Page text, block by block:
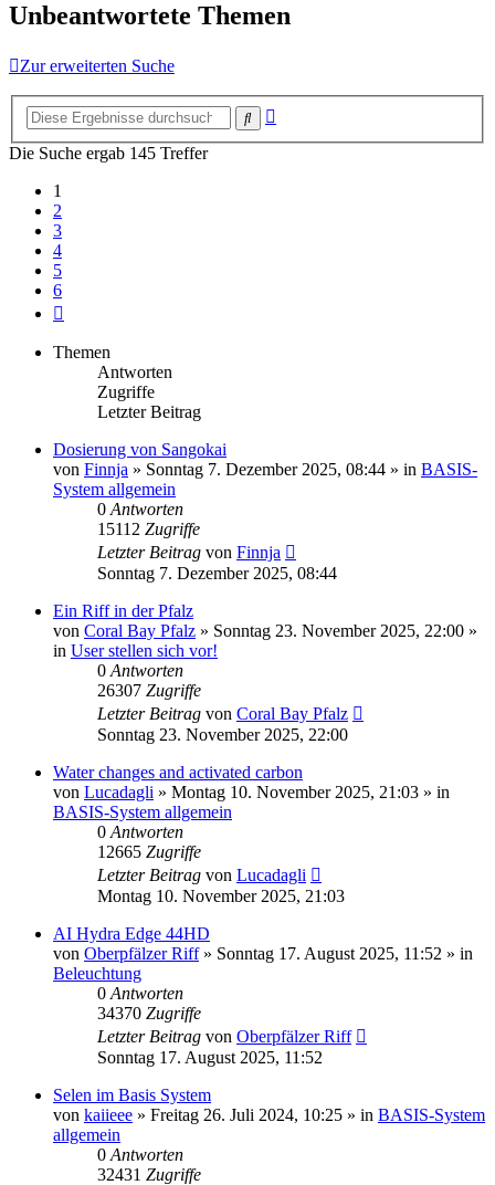
Unbeantwortete Themen
Zur erweiterten Suche
Suche
Die Suche ergab 145 Treffer
1
2
3
4
5
6
Themen
Antworten
Zugriffe
Letzter Beitrag
Dosierung von Sangokai
von Finnja » Sonntag 7. Dezember 2025, 08:44 » in BASIS-
System allgemein
0 Antworten
15112 Zugriffe
Letzter Beitrag von Finnja
Sonntag 7. Dezember 2025, 08:44
Ein Riff in der Pfalz
von Coral Bay Pfalz » Sonntag 23. November 2025, 22:00 »
in User stellen sich vor!
0 Antworten
26307 Zugriffe
Letzter Beitrag von Coral Bay Pfalz
Sonntag 23. November 2025, 22:00
Water changes and activated carbon
von Lucadagli » Montag 10. November 2025, 21:03 » in
BASIS-System allgemein
0 Antworten
12665 Zugriffe
Letzter Beitrag von Lucadagli
Montag 10. November 2025, 21:03
AI Hydra Edge 44HD
von Oberpfälzer Riff» Sonntag 17. August 2025, 11:52 » in
Beleuchtung
0 Antworten
34370 Zugriffe
Letzter Beitrag von Oberpfälzer Riff
Sonntag 17. August 2025, 11:52
Selen im Basis System
von kaiieee » Freitag 26. Juli 2024, 10:25 » in BASIS-System
allgemein
0 Antworten
32431 Zugriffe